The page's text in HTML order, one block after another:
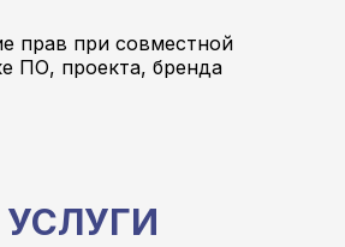
прав при совместной
ПО, проекта, бренда